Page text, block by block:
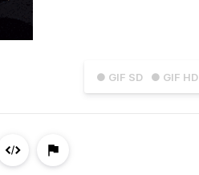
● GIF SD ● GIF HD